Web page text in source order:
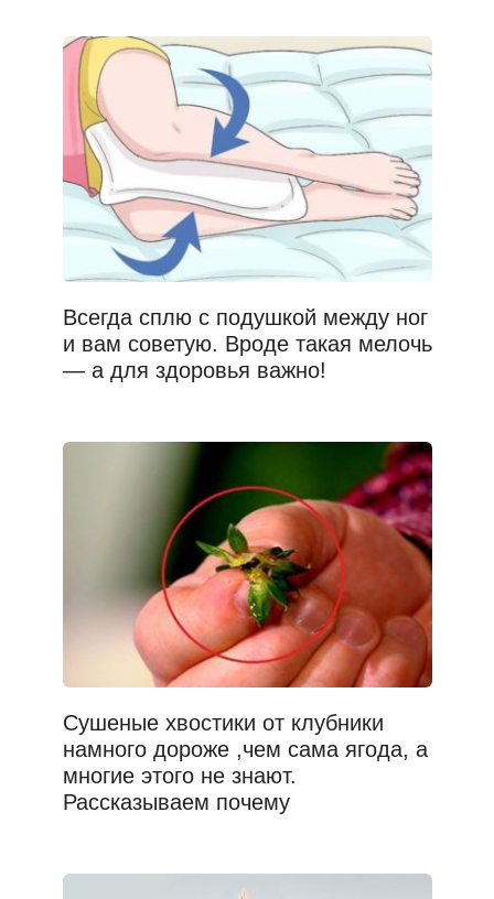
Всегда сплю с подушкой между ног
и вам советую. Вроде такая мелочь
— а для здоровья важно!
Сушеные хвостики от клубники
намного дороже ,чем сама ягода, а
многие этого не знают.
Рассказываем почему